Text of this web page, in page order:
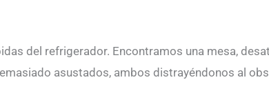
del refrigerador. Encontramos una mesa,
asustados, ambos distrayéndonos al